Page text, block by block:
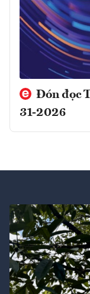
Đón đọc
31-2026